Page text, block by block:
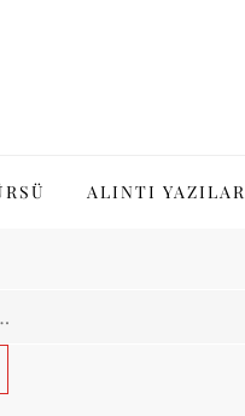
ALINTI YAZILAR